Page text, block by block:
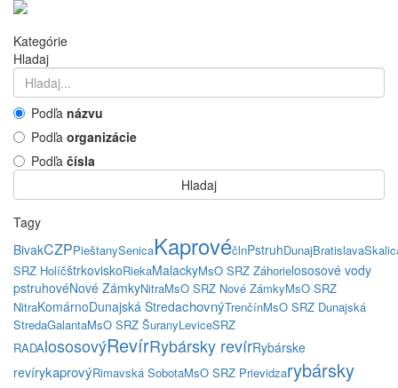
Kategórie
Hladaj
Podľa názvu
Podľa organizácie
Podľa čísla
Hladaj
Tagy
BivakCZPPieštanySenicaKaprovéčlnPstruhDunajBratislava
SRZ HolíčštrkoviskoRiekaMalackyMsO SRZ Záhorielososové vody
pstruhovéNové ZámkyNitraMsO SRZ Nové ZámkyMsO SRZ
NitraKomárnoDunajská StredachovnýTrenčínMsO SRZ Dunajská
StredaGalantaMsO SRZ ŠuranyLeviceSRZ
RADAlososovýRevírRybársky revírRybárske
revírykaprovýRimavská SobotaMsO SRZ Prievidzarybársky